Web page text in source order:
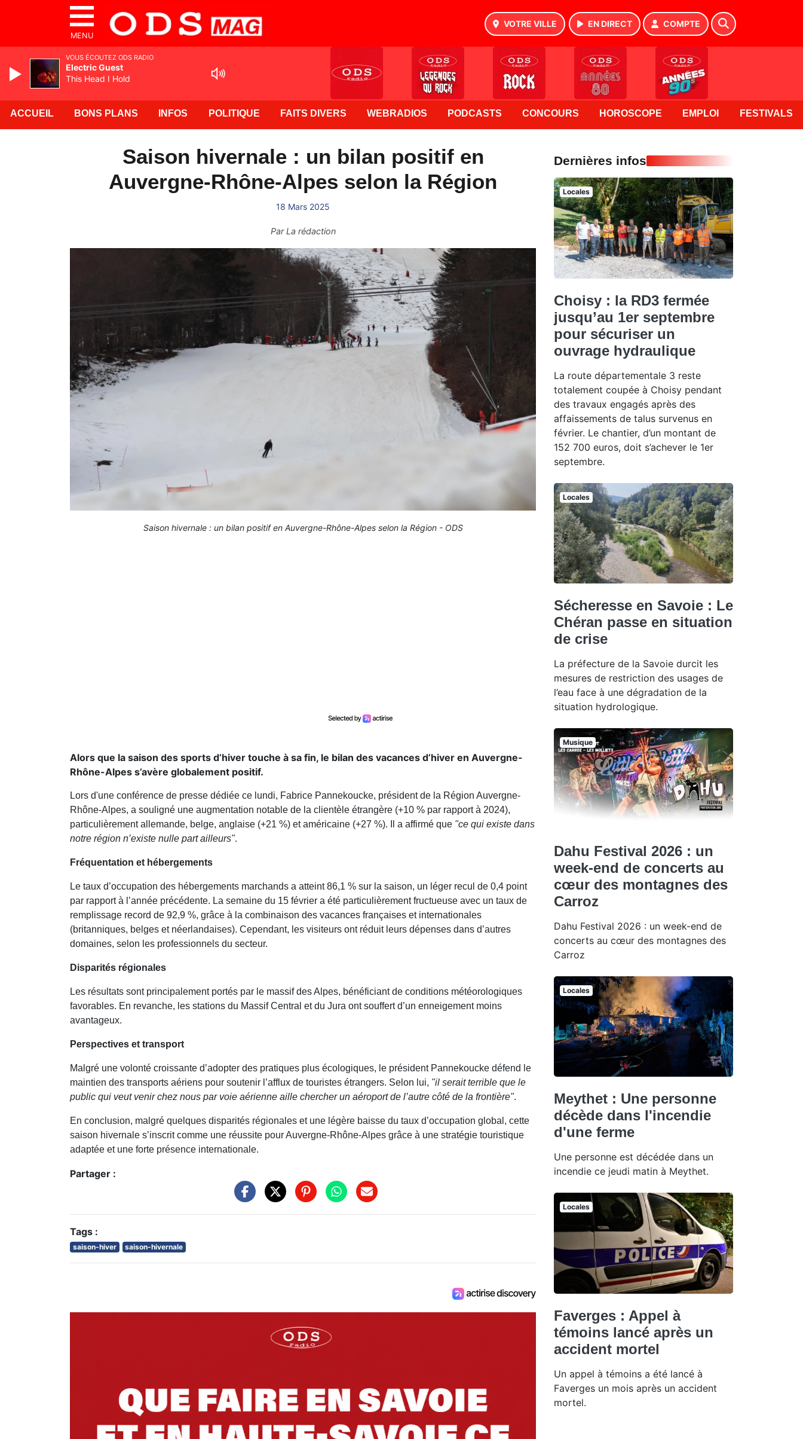
MENU
VOTRE VILLE EN DIRECT COMPTE
ACCUEIL BONS PLANS INFOS POLITIQUE FAITS DIVERS WEBRADIOS PODCASTS CONCOURS HOROSCOPE EMPLOI FESTIVALS
Saison hivernale : un bilan positif en
Auvergne-Rhône-Alpes selon la Région
18 Mars 2025
ParLa rédaction
Saison hivernale : un bilan positif en Auvergne-Rhône-Alpes selon la Région - ODS
Alors que la saison des sports d’hiver touche à sa fin, le bilan des vacances d’hiver en Auvergne-
Rhône-Alpes s’avère globalement positif.
Lors d'une conférence de presse dédiée ce lundi, Fabrice Pannekoucke, président de la Région Auvergne-
Rhône-Alpes, a souligné une augmentation notable de la clientèle étrangère (+10 % par rapport à 2024),
particulièrement allemande, belge, anglaise (+21 %) et américaine (+27 %). Il a affirmé que "ce qui existe dans
notre région n’existe nulle part ailleurs".
Fréquentation et hébergements
Le taux d’occupation des hébergements marchands a atteint 86,1 % sur la saison, un léger recul de 0,4 point
par rapport à l’année précédente. La semaine du 15 février a été particulièrement fructueuse avec un taux de
remplissage record de 92,9 %, grâce à la combinaison des vacances françaises et internationales
(britanniques, belges et néerlandaises). Cependant, les visiteurs ont réduit leurs dépenses dans d’autres
domaines, selon les professionnels du secteur.
Disparités régionales
Les résultats sont principalement portés par le massif des Alpes, bénéficiant de conditions météorologiques
favorables. En revanche, les stations du Massif Central et du Jura ont souffert d’un enneigement moins
avantageux.
Perspectives et transport
Malgré une volonté croissante d’adopter des pratiques plus écologiques, le président Pannekoucke défend le
maintien des transports aériens pour soutenir l’afflux de touristes étrangers. Selon lui, "il serait terrible que le
public qui veut venir chez nous par voie aérienne aille chercher un aéroport de l’autre côté de la frontière".
En conclusion, malgré quelques disparités régionales et une légère baisse du taux d’occupation global, cette
saison hivernale s’inscrit comme une réussite pour Auvergne-Rhône-Alpes grâce à une stratégie touristique
adaptée et une forte présence internationale.
Partager :
Tags :
saison-hiver saison-hivernale
Dernières infos
Locales
Choisy : la RD3 fermée
jusqu’au 1er septembre
pour sécuriser un
ouvrage hydraulique
La route départementale 3 reste
totalement coupée à Choisy pendant
des travaux engagés après des
affaissements de talus survenus en
février. Le chantier, d’un montant de
152 700 euros, doit s’achever le 1er
septembre.
Locales
Sécheresse en Savoie : Le
Chéran passe en situation
de crise
La préfecture de la Savoie durcit les
mesures de restriction des usages de
l’eau face à une dégradation de la
situation hydrologique.
Musique
Dahu Festival 2026 : un
week-end de concerts au
cœur des montagnes des
Carroz
Dahu Festival 2026 : un week-end de
concerts au cœur des montagnes des
Carroz
Locales
Meythet : Une personne
décède dans l'incendie
d'une ferme
Une personne est décédée dans un
incendie ce jeudi matin à Meythet.
Locales
Faverges : Appel à
témoins lancé après un
accident mortel
Un appel à témoins a été lancé à
Faverges un mois après un accident
mortel.
VOUS ÉCOUTEZ ODS RADIO
Electric Guest
This Head I Hold